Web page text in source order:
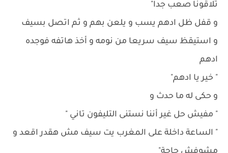
تلاقونا صعب جدا"
و قفل ظل ادهم يسب و يلعن بهم و ثم اتصل بسيف
و استيقظ سيف سريعا من نومه و أخذ هاتفه فوجده
ادهم
" خير يا ادهم"
و حكى له ما حدث و
" مفيش حل غير أننا نستنى التليفون تاني "
" الساعة داخلة على المغرب يت سيف مش هقدر اقعد و